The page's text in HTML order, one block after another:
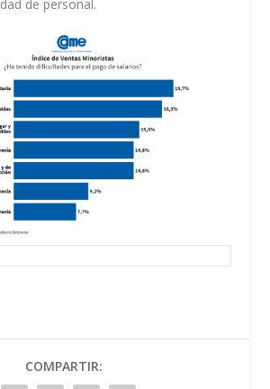
de personal.
COMPARTIR: